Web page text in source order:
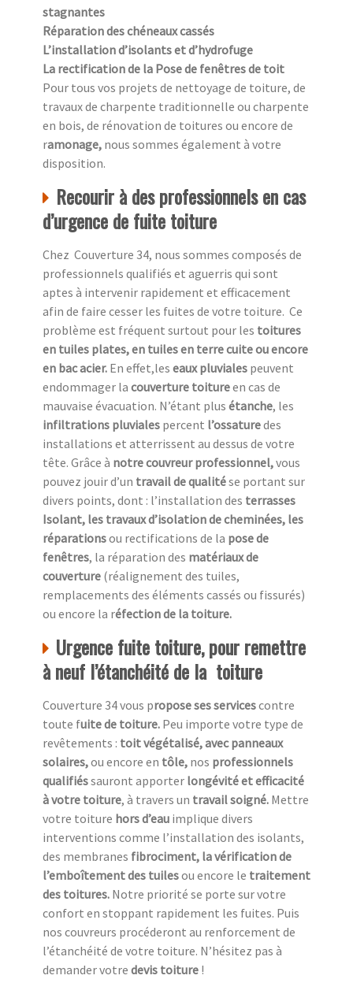
stagnantes
Réparation des chéneaux cassés
L’installation d’isolants et d’hydrofuge
La rectification de la Pose de fenêtres de toit
Pour tous vos projets de nettoyage de toiture, de
travaux de charpente traditionnelle ou charpente
en bois, de rénovation de toitures ou encore de
ramonage, nous sommes également à votre
disposition.
Recourir à des professionnels en cas
d’urgence de fuite toiture
Chez Couverture 34, nous sommes composés de
professionnels qualifiés et aguerris qui sont
aptes à intervenir rapidement et efficacement
afin de faire cesser les fuites de votre toiture. Ce
problème est fréquent surtout pour les toitures
en tuiles plates, en tuiles en terre cuite ou encore
en bac acier. En effet,les eaux pluviales peuvent
endommager la couverture toitureen cas de
mauvaise évacuation. N’étant plus étanche, les
infiltrations pluviales percent l’ossaturedes
installations et atterrissent au dessus de votre
tête. Grâce à notre couvreur professionnel,vous
pouvez jouir d’un travail de qualitése portant sur
divers points, dont : l’installation des terrasses
Isolant, les travaux d’isolation de cheminées, les
réparationsou rectifications de la pose de
fenêtres, la réparation des matériaux de
couverture (réalignement des tuiles,
remplacements des éléments cassés ou fissurés)
ou encore la réfection de la toiture.
Urgence fuite toiture, pour remettre
à neuf l’étanchéité de la toiture
Couverture 34 vous propose ses servicescontre
toute fuite de toiture. Peu importe votre type de
revêtements : toit végétalisé, avec panneaux
solaires,ou encore en tôle, nos professionnels
qualifiéssauront apporter longévité et efficacité
à votre toiture, à travers un travail soigné. Mettre
votre toiture hors d’eau implique divers
interventions comme l’installation des isolants,
des membranes fibrociment, la vérification de
l’emboîtement des tuilesou encore le traitement
des toitures. Notre priorité se porte sur votre
confort en stoppant rapidement les fuites. Puis
nos couvreurs procéderont au renforcement de
l’étanchéité de votre toiture. N’hésitez pas à
demander votre devis toiture !